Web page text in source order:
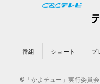
番組 ショート プ
©「かよチュー」実行委員